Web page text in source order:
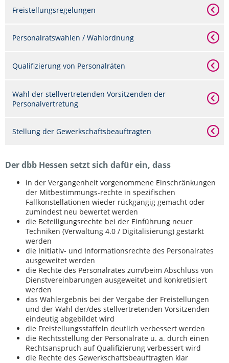
Freistellungsregelungen
Personalratswahlen / Wahlordnung
Qualifizierung von Personalräten
Wahl der stellvertretenden Vorsitzenden der
Personalvertretung
Stellung der Gewerkschaftsbeauftragten
Der dbb Hessen setzt sich dafür ein, dass
in der Vergangenheit vorgenommene Einschränkungen
der Mitbestimmungs-rechte in spezifischen
Fallkonstellationen wieder rückgängig gemacht oder
zumindest neu bewertet werden
die Beteiligungsrechte bei der Einführung neuer
Techniken (Verwaltung 4.0 / Digitalisierung) gestärkt
werden
die Initiativ- und Informationsrechte des Personalrates
ausgeweitet werden
die Rechte des Personalrates zum/beim Abschluss von
Dienstvereinbarungen ausgeweitet und konkretisiert
werden
das Wahlergebnis bei der Vergabe der Freistellungen
und der Wahl der/des stellvertretenden Vorsitzenden
eindeutig abgebildet wird
die Freistellungsstaffeln deutlich verbessert werden
die Rechtsstellung der Personalräte u. a. durch einen
Rechtsanspruch auf Qualifizierung verbessert wird
die Rechte des Gewerkschaftsbeauftragten klar